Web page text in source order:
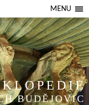
MENU
BUDĚJOVIC